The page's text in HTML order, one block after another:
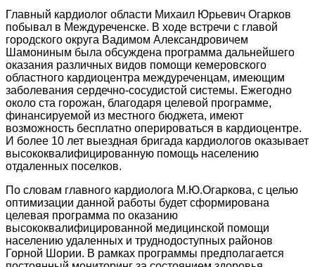
Главный кардиолог области Михаил Юрьевич Огарков
побывал в Междуреченске. В ходе встречи с главой
городского округа Вадимом Александровичем
Шамониным была обсуждена программа дальнейшего
оказания различных видов помощи кемеровского
областного кардиоцентра междуреченцам, имеющим
заболевания сердечно-сосудистой системы. Ежегодно
около ста горожан, благодаря целевой программе,
финансируемой из местного бюджета, имеют
возможность бесплатно оперироваться в кардиоцентре.
И более 10 лет выездная бригада кардиологов оказывает
высококвалифицированную помощь населению
отдаленных поселков.
По словам главного кардиолога М.Ю.Огаркова, с целью
оптимизации данной работы будет сформирована
целевая программа по оказанию
высококвалифицированной медицинской помощи
населению удаленных и труднодоступных районов
Горной Шории. В рамках программы предполагается